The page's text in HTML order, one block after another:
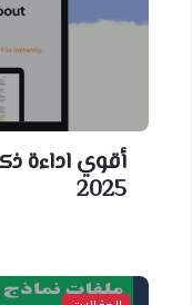
أقوي اداءة
2025